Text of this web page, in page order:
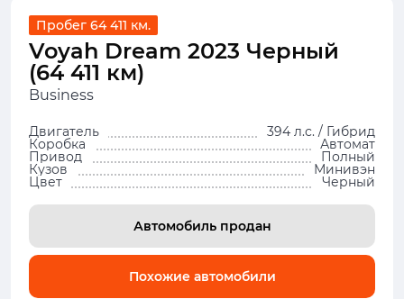
Пробег 64 411 км.
Voyah Dream 2023 Черный
(64 411 км)
Business
Двигатель 394 л.с. / Гибрид
Коробка Автомат
Привод Полный
Кузов Минивэн
Цвет Черный
Автомобиль продан
Похожие автомобили